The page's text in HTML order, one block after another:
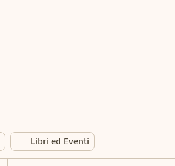
Libri ed Eventi